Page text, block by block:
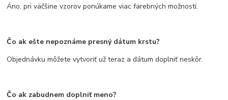
Áno, pri väčšine vzorov ponúkame viac farebných možností.
Čo ak ešte nepoznáme presný dátum krstu?
Objednávku môžete vytvoriť už teraz a dátum doplniť neskôr.
Čo ak zabudnem doplniť meno?